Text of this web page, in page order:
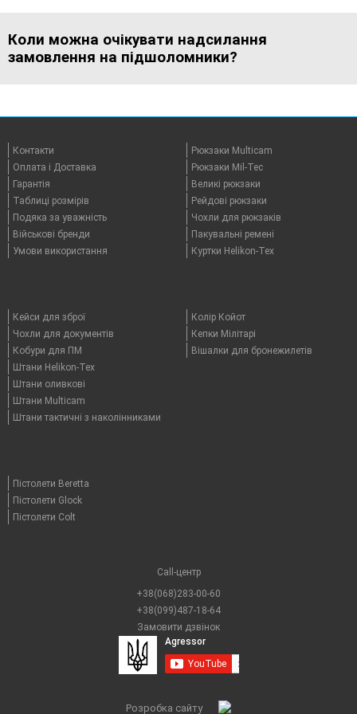
Коли можна очікувати надсилання
замовлення на підшоломники?
Контакти
Оплата i Доставка
Гарантія
Таблицi розмірів
Подяка за уважність
Військові бренди
Умови використання
Рюкзаки Multicam
Рюкзаки Mil-Tec
Великі рюкзаки
Рейдові рюкзаки
Чохли для рюкзаків
Пакувальні ремені
Куртки Helikon-Tex
Кейси для зброї
Чохли для документів
Кобури для ПМ
Штани Helikon-Tex
Штани оливкові
Штани Multicam
Штани тактичні з наколінниками
Колір Койот
Кепки Мілітарі
Вішалки для бронежилетів
Пістолети Beretta
Пістолети Glock
Пістолети Colt
Call-центр
+38(068)283-00-60
+38(099)487-18-64
Замовити дзвінок
Розробка сайту